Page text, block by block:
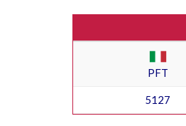
PFT
5127